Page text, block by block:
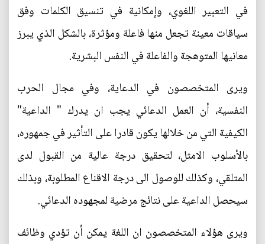
في التعبير اللغوي، وإمكانية في تنسيق الكلمات وفق
سياقات معينة تجعل منها فاعلة ومؤثرة، بالشكل الذي يبرز
معانيها المتوهجة والفاعلة في النفس البشرية.
ويرى المتخصصون في الدعاية، وفي مجال الحرب
النفسية، أن العمل الدعائي يجب ان يدرك " الداعية"
الكيفية التي من خلالها يكون قادرا على التأثير في جمهوره،
بالأسلوب الامثل، لتحقيق درجة عالية من القبول لدى
المتلقي، وكذلك للوصول الى درجة الاقناع المطلوبة، وبذلك
سيحصل الداعية على نتائج مرضية لمجهوده الدعائي.
ويرى هؤلاء المتخصصون ان اللغة يمكن أن تؤدي وظائف